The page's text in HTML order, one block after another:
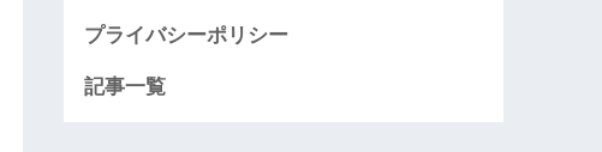
プライバシーポリシー
記事一覧